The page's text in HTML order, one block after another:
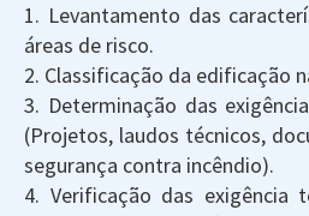
1. Levantamento das
áreas de risco.
2. Classificação da edificação
3. Determinação das
(Projetos, laudos técnicos,
segurança contra incêndio).
4. Verificação das exigência